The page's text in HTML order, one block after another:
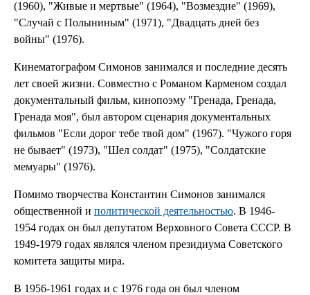
(1960), "Живые и мертвые" (1964), "Возмездие" (1969),
"Случай с Полыниным" (1971), "Двадцать дней без
войны" (1976).
Кинематографом Симонов занимался и последние десять
лет своей жизни. Совместно с Романом Карменом создал
документальный фильм, кинопоэму "Гренада, Гренада,
Гренада моя", был автором сценария документальных
фильмов "Если дорог тебе твой дом" (1967). "Чужого горя
не бывает" (1973), "Шел солдат" (1975), "Солдатские
мемуары" (1976).
Помимо творчества Константин Симонов занимался
общественной и политической деятельностью. В 1946-
1954 годах он был депутатом Верховного Совета СССР. В
1949-1979 годах являлся членом президиума Советского
комитета защиты мира.
В 1956-1961 годах и с 1976 года он был членом